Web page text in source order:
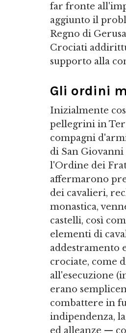
far fronte
aggiunto il
Regno di
Crociati
supporto alla
Gli ordini
Inizialmente
pellegrini in
compagni
di San
l'Ordine dei
affermarono
dei cavalieri,
monastica,
castelli, così
elementi di
addestramento
crociate, come
all'esecuzione
erano
combattere in
indipendenza,
ed alleanze —